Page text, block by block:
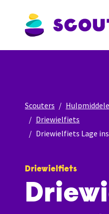
Scouters
Driewielfiets
Driewielfiets Lage
Driewielfiets